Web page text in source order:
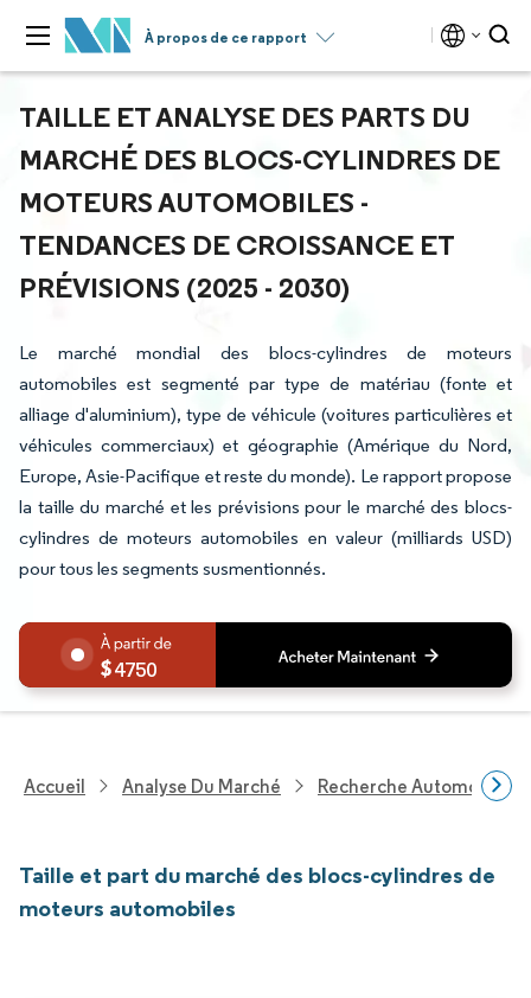
À propos de ce rapport
TAILLE ET ANALYSE DES PARTS DU
MARCHÉ DES BLOCS-CYLINDRES DE
MOTEURS AUTOMOBILES -
TENDANCES DE CROISSANCE ET
PRÉVISIONS (2025 - 2030)
Le marché mondial des blocs-cylindres de moteurs
automobiles est segmenté par type de matériau (fonte et
alliage d'aluminium), type de véhicule (voitures particulières et
véhicules commerciaux) et géographie (Amérique du Nord,
Europe, Asie-Pacifique et reste du monde). Le rapport propose
la taille du marché et les prévisions pour le marché des blocs-
cylindres de moteurs automobiles en valeur (milliards USD)
pour tous les segments susmentionnés.
4750
Accueil Analyse Du Marché Recherche Automobile
Taille et part du marché des blocs-cylindres de
moteurs automobiles